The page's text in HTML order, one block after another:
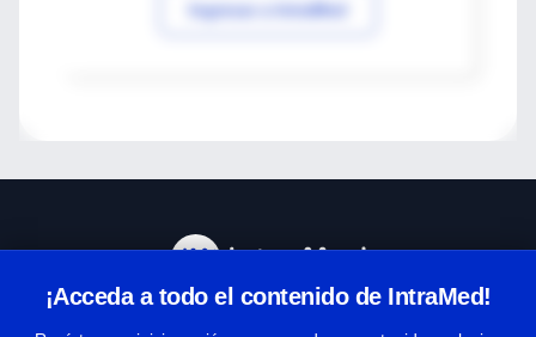
Ingresar a IntraMed
¡Acceda a todo el contenido de IntraMed!